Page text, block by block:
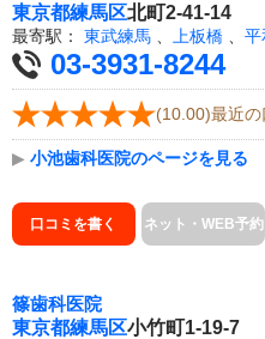
東京都練馬区北町2-41-14
最寄駅： 東武練馬 上板橋 平
03-3931-8244
(10.00)最近の
▶ 小池歯科医院のページを見る
口コミを書く ネット・WEB予約
篠歯科医院
東京都練馬区小竹町1-19-7